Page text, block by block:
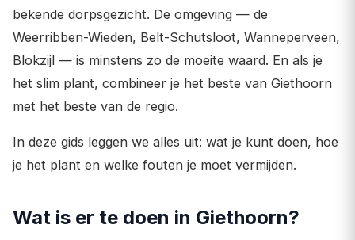
bekende dorpsgezicht. De omgeving — de
Weerribben-Wieden, Belt-Schutsloot, Wanneperveen,
Blokzijl — is minstens zo de moeite waard. En als je
het slim plant, combineer je het beste van Giethoorn
met het beste van de regio.
In deze gids leggen we alles uit: wat je kunt doen, hoe
je het plant en welke fouten je moet vermijden.
Wat is er te doen in Giethoorn?